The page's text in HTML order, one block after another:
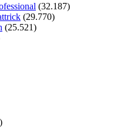
(32.187)
(29.770)
(25.521)